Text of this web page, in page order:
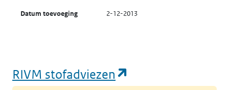
Datum toevoeging 2-12-2013
RIVM stofadviezen